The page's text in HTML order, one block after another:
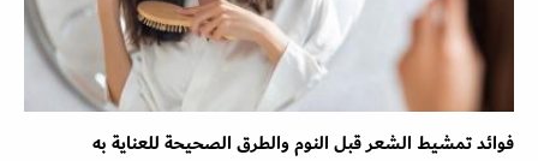
فوائد تمشيط الشعر قبل النوم والطرق الصحيحة للعناية به